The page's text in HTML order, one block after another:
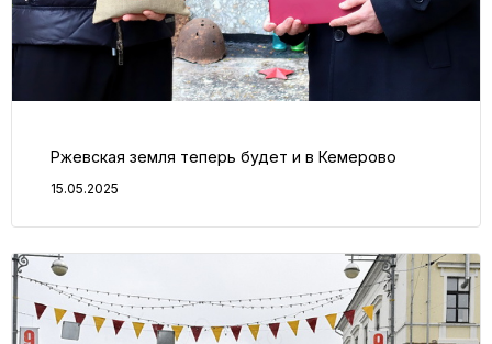
Ржевская земля теперь будет и в Кемерово
15.05.2025